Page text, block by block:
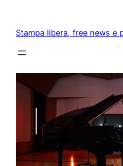
content
Stampa libera, free news e